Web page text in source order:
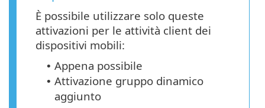
È possibile utilizzare solo queste
attivazioni per le attività client dei
dispositivi mobili:
• Appena possibile
• Attivazione gruppo dinamico
aggiunto